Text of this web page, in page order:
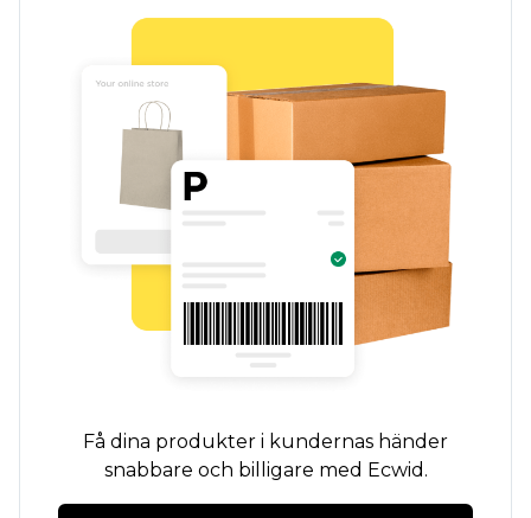
Få dina produkter i kundernas händer
snabbare och billigare med Ecwid.